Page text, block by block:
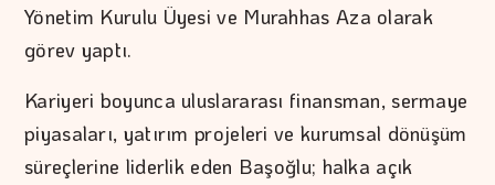
Yönetim Kurulu Üyesi ve Murahhas Aza olarak
görev yaptı.
Kariyeri boyunca uluslararası finansman, sermaye
piyasaları, yatırım projeleri ve kurumsal dönüşüm
süreçlerine liderlik eden Başoğlu; halka açık